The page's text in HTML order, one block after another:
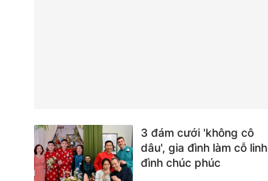
3 đám cưới 'không cô
dâu', gia đình làm cỗ linh
đình chúc phúc